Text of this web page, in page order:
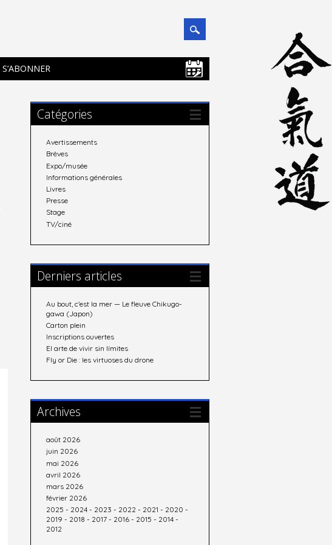
S’ABONNER
Catégories
Avertissements
Brèves
Expo/musée
Informations générales
Livres
Presse
Stage
TV/ciné
Derniers articles
Au bout, c'est la mer — Le fleuve Chikugo-
gawa (Japon)
Carton plein
Inscriptions ouvertes
El arte de vivir sin límites
Fly or Die : les virtuoses du drone
Archives
août 2026
juin 2026
mai 2026
avril 2026
mars 2026
février 2026
2025 - 2024 - 2023 - 2022 - 2021 - 2020 -
2019 - 2018 - 2017 - 2016 - 2015 - 2014 -
2012